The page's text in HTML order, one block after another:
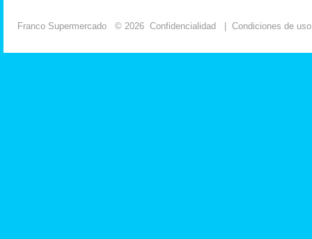
Franco Supermercado © 2026 Confidencialidad Condiciones de uso